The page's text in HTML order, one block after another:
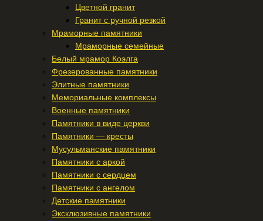
Цветной гранит
Гранит с ручной резкой
Мраморные памятники
Мраморные семейные
Белый мрамор Коэлга
Фрезерованные памятники
Элитные памятники
Мемориальные комплексы
Военные памятники
Памятники в виде церкви
Памятники — кресты
Мусульманские памятники
Памятники с аркой
Памятники с сердцем
Памятники с ангелом
Детские памятники
Эксклюзивные памятники